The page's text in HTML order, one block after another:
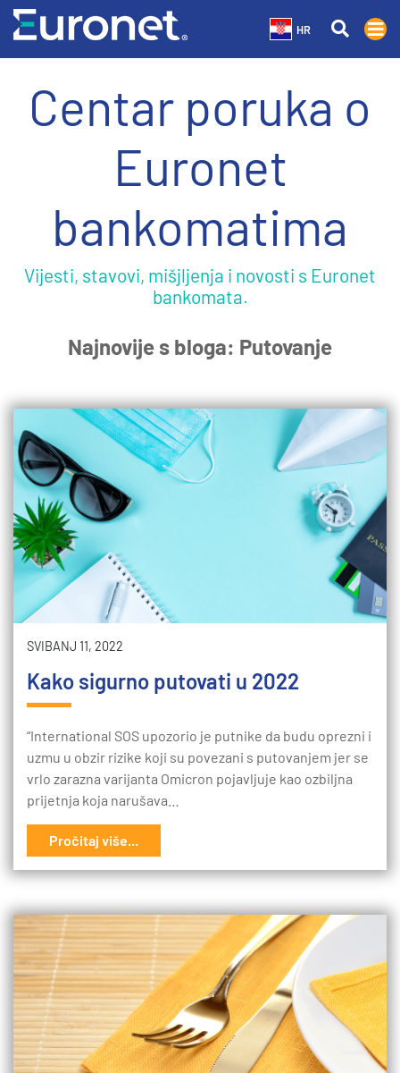
HR
Centar poruka o
Euronet
bankomatima
Vijesti, stavovi, mišjljenja i novosti s Euronet
bankomata.
Najnovije s bloga: Putovanje
SVIBANJ 11, 2022
Kako sigurno putovati u 2022
“International SOS upozorio je putnike da budu oprezni i
uzmu u obzir rizike koji su povezani s putovanjem jer se
vrlo zarazna varijanta Omicron pojavljuje kao ozbiljna
prijetnja koja narušava…
Pročitaj više...